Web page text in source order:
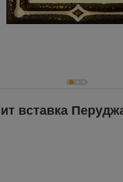
вставка